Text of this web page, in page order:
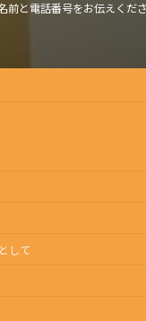
前と電話番号をお伝えくださ
して